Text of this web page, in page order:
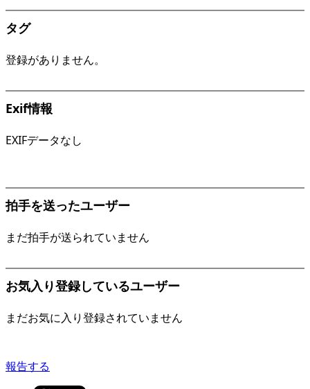
タグ
登録がありません。
Exif情報
EXIFデータなし
拍手を送ったユーザー
まだ拍手が送られていません
お気入り登録しているユーザー
まだお気に入り登録されていません
報告する